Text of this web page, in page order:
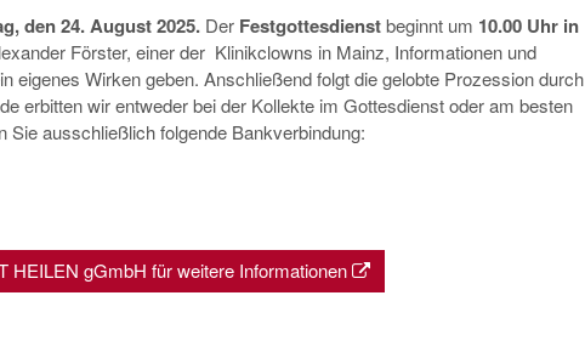
den 24. August 2025. Der Festgottesdienstbeginnt um 10.00 Uhr in
Förster, einer der Klinikclowns in Mainz, Informationen und
eigenes Wirken geben. Anschließend folgt die gelobte Prozession durch
erbitten wir entweder bei der Kollekte im Gottesdienst oder am besten
ausschließlich folgende Bankverbindung:
HEILEN gGmbH für weitere Informationen